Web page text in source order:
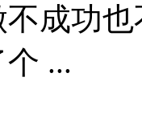
成功
...